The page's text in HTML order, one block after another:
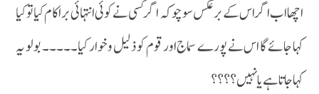
اچھا اب اگر اس کے بر عکس سوچو کہ اگر کسی نے کوئی انتہائی برا کام کیا تو کیا
کہا جائے گا اس نے پورے سماج اور قوم کو ذلیل و خوار کیا۔۔۔۔۔ بولو یہ
کہاجاتا ہے یا نہیں ؟؟؟؟